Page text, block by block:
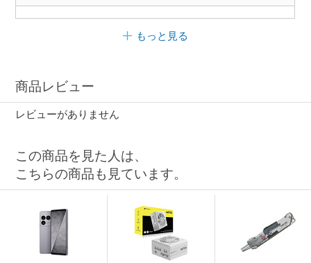
もっと見る
商品レビュー
レビューがありません
この商品を見た人は、
こちらの商品も見ています。